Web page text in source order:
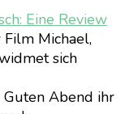
Eine Review
Film Michael,
sich
Guten Abend ihr